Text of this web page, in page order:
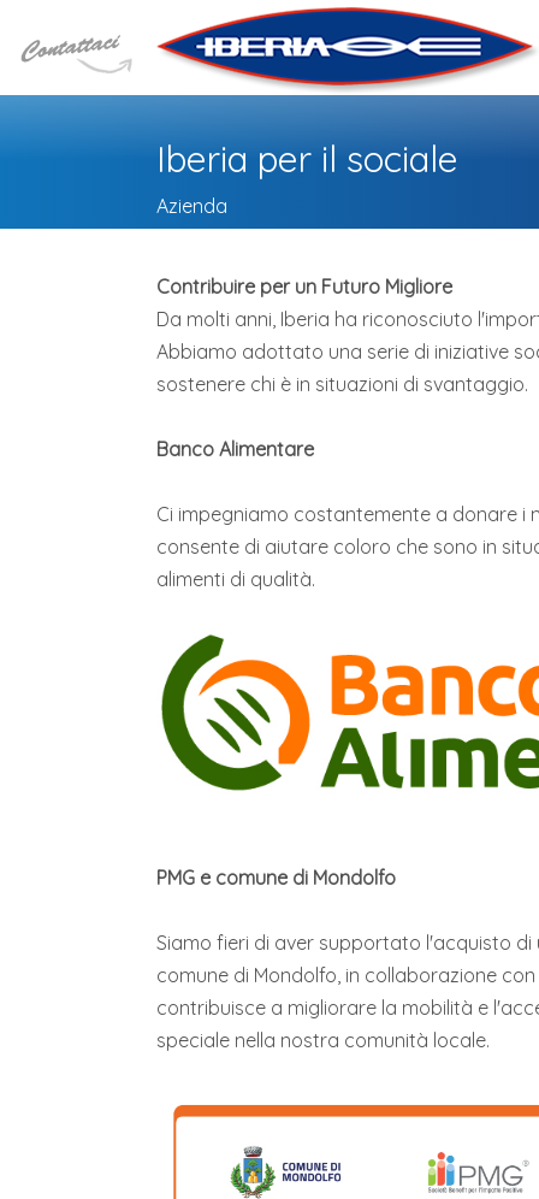
Iberia per il sociale
Azienda
Contribuire per un Futuro Migliore
Da molti anni, Iberia ha riconosciuto
Abbiamo adottato una serie di iniziative
sostenere chi è in situazioni di svantaggio.
Banco Alimentare
Ci impegniamo costantemente a donare i
consente di aiutare coloro che sono in
alimenti di qualità.
PMG e comune di Mondolfo
Siamo fieri di aver supportato l'acquisto
comune di Mondolfo, in collaborazione
contribuisce a migliorare la mobilità e
speciale nella nostra comunità locale.